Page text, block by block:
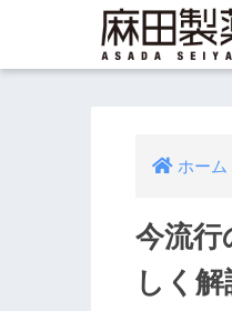
ホーム
今流行
しく解